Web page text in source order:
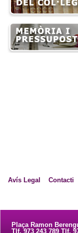
Avís Legal Contacti
Plaça Ramon
Tlf. 973 243 789 Tlf.